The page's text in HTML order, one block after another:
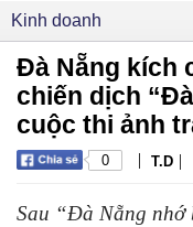
Kinh doanh
Đà Nẵng kích
chiến dịch
cuộc thi ảnh
0 | T.D |
Sau “Đà Nẵng nhớ